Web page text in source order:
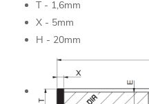
T - 1,6mm
X - 5mm
H - 20mm